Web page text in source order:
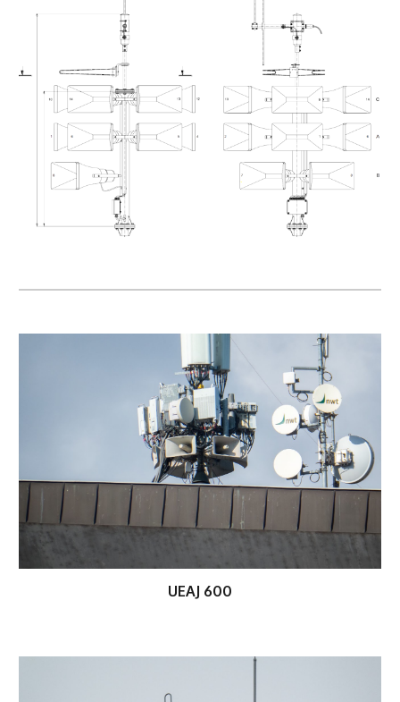
UEAJ 600